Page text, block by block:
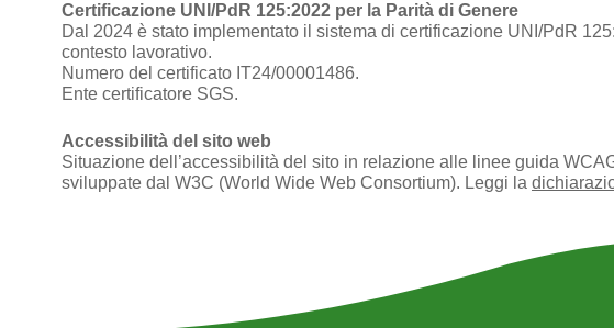
Certificazione UNI/PdR 125:2022 per la Parità di Genere
Dal 2024 è stato implementato il sistema di certificazione UNI/PdR
contesto lavorativo.
Numero del certificato IT24/00001486.
Ente certificatore SGS.
Accessibilità del sito web
Situazione dell’accessibilità del sito in relazione alle linee guida
sviluppate dal W3C (World Wide Web Consortium). Leggi la